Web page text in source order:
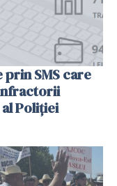
prin SMS care
Poliției